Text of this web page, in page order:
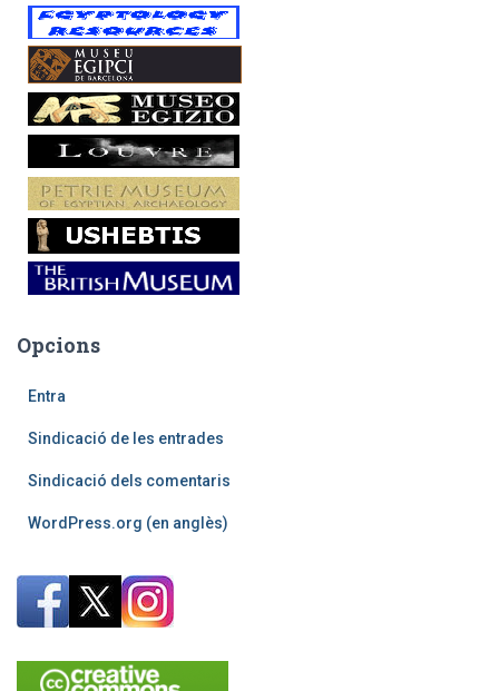
Opcions
Entra
Sindicació de les entrades
Sindicació dels comentaris
WordPress.org (en anglès)